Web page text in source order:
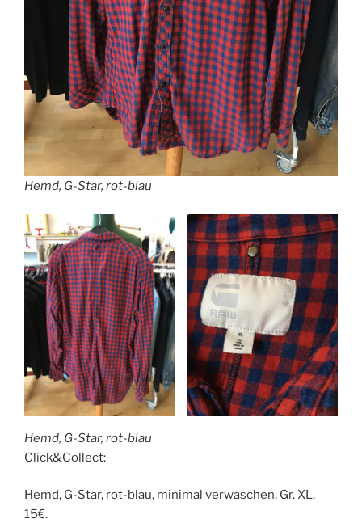
Hemd, G-Star, rot-blau
Hemd, G-Star, rot-blau
Click&Collect:
Hemd, G-Star, rot-blau, minimal verwaschen, Gr. XL,
15€.